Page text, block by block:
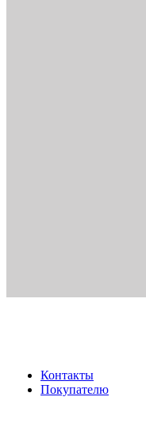
Контакты
Покупателю